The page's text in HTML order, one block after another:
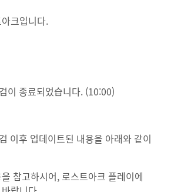
크입니다.
이 종료되었습니다. (10:00)
이후 업데이트된 내용을 아래와 같이
참고하시어, 로스트아크 플레이에